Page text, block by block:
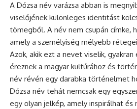
A Dózsa név varázsa abban is
viselőjének különleges identitást
tömegből. A név nem csupán címke,
amely a személyiség mélyebb
Azok, akik ezt a nevet viselik,
éreznek a magyar kultúrához és
név révén egy darabka történelmet
Dózsa név tehát nemcsak egy
egy olyan jelkép, amely inspirálhat